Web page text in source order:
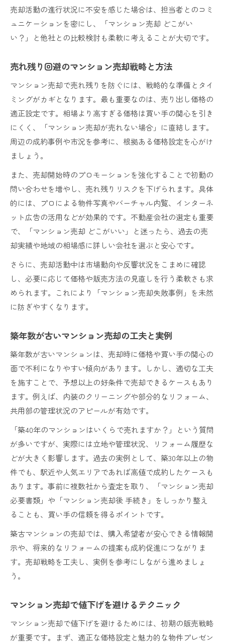
売却活動の進行状況に不安を感じた場合は、担当者とのコミ
ュニケーションを密にし、「マンション売却 どこがい
い？」と他社との比較検討も柔軟に考えることが大切です。
売れ残り回避のマンション売却戦略と方法
マンション売却で売れ残りを防ぐには、戦略的な準備とタイ
ミングがカギとなります。最も重要なのは、売り出し価格の
適正設定です。相場より高すぎる価格は買い手の関心を引き
にくく、「マンション売却が売れない場合」に直結します。
周辺の成約事例や市況を参考に、根拠ある価格設定を心がけ
ましょう。
また、売却開始時のプロモーションを強化することで初動の
問い合わせを増やし、売れ残りリスクを下げられます。具体
的には、プロによる物件写真やバーチャル内覧、インターネ
ット広告の活用などが効果的です。不動産会社の選定も重要
で、「マンション売却 どこがいい」と迷ったら、過去の売
却実績や地域の相場感に詳しい会社を選ぶと安心です。
さらに、売却活動中は市場動向や反響状況をこまめに確認
し、必要に応じて価格や販売方法の見直しを行う柔軟さも求
められます。これにより「マンション売却失敗事例」を未然
に防ぎやすくなります。
築年数が古いマンション売却の工夫と実例
築年数が古いマンションは、売却時に価格や買い手の関心の
面で不利になりやすい傾向があります。しかし、適切な工夫
を施すことで、予想以上の好条件で売却できるケースもあり
ます。例えば、内装のクリーニングや部分的なリフォーム、
共用部の管理状況のアピールが有効です。
「築40年のマンションはいくらで売れますか？」という質問
が多いですが、実際には立地や管理状況、リフォーム履歴な
どが大きく影響します。過去の実例として、築30年以上の物
件でも、駅近や人気エリアであれば高値で成約したケースも
あります。事前に複数社から査定を取り、「マンション売却
必要書類」や「マンション売却後 手続き」をしっかり整え
ることも、買い手の信頼を得るポイントです。
築古マンションの売却では、購入希望者が安心できる情報開
示や、将来的なリフォームの提案も成約促進につながりま
す。売却戦略を工夫し、実例を参考にしながら進めましょ
う。
マンション売却で値下げを避けるテクニック
マンション売却で値下げを避けるためには、初期の販売戦略
が重要です。まず、適正な価格設定と魅力的な物件プレゼン